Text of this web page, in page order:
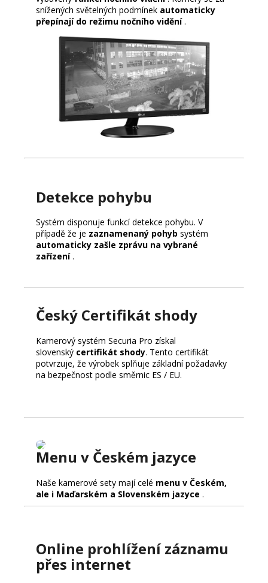
snížených světelných podmínek automaticky
přepínají do režimu nočního vidění.
Detekce pohybu
Systém disponuje funkcí detekce pohybu. V
případě že je zaznamenaný pohyb systém
automaticky zašle zprávu na vybrané
zařízení.
Český Certifikát shody
Kamerový systém Securia Pro získal
slovenský certifikát shody. Tento certifikát
potvrzuje, že výrobek splňuje základní požadavky
na bezpečnost podle směrnic ES / EU.
Menu v Českém jazyce
Naše kamerové sety mají celé menu v Českém,
ale i Maďarském a Slovenském jazyce .
Online prohlížení záznamu
přes internet